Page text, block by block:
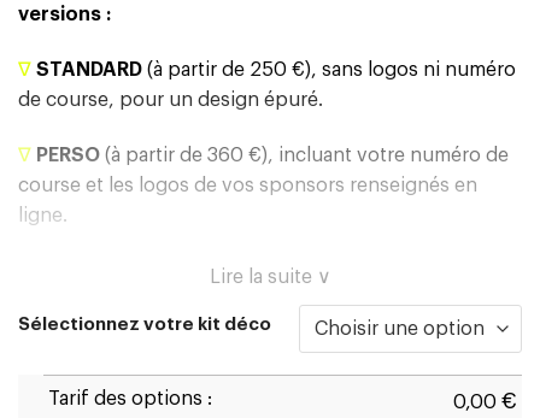
versions :
∇ STANDARD (à partir de 250 €), sans logos ni numéro
de course, pour un design épuré.
∇ PERSO (à partir de 360 €), incluant votre numéro de
course et les logos de vos sponsors renseignés en
ligne.
Lire la suite ∨
Sélectionnez votre kit déco
Tarif des options : 0,00 €